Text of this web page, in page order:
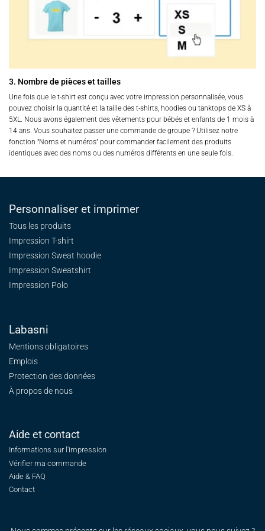
3. Nombre de pièces et tailles
Une fois que le t-shirt est conçu avec votre impression personnalisée, vous
pouvez choisir la quantité et la taille des t-shirts, hoodies ou tanktops de XS à
5XL. Nous avons également des vêtements pour bébés et enfants de 1 mois à
14 ans. Vous souhaitez passer une commande de groupe ? Utilisez notre
fonction "Noms et numéros" pour commander facilement des produits
identiques avec des noms ou des numéros différents en une seule fois.
Personnaliser et imprimer
Tous les produits
Impression T-shirt
Impression Sweat hoodie
Impression Sweatshirt
Impression Polo
Labasni
Mentions obligatoires
Emplois
Protection des données
À propos de nous
Aide et contact
Informations sur l'impression
Vérifier ma commande
Aide & FAQ
Contact